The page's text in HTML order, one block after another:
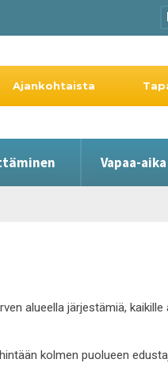
Vapaa-
Ajankohtaista
alueella järjestämiä,
kolmen puolueen